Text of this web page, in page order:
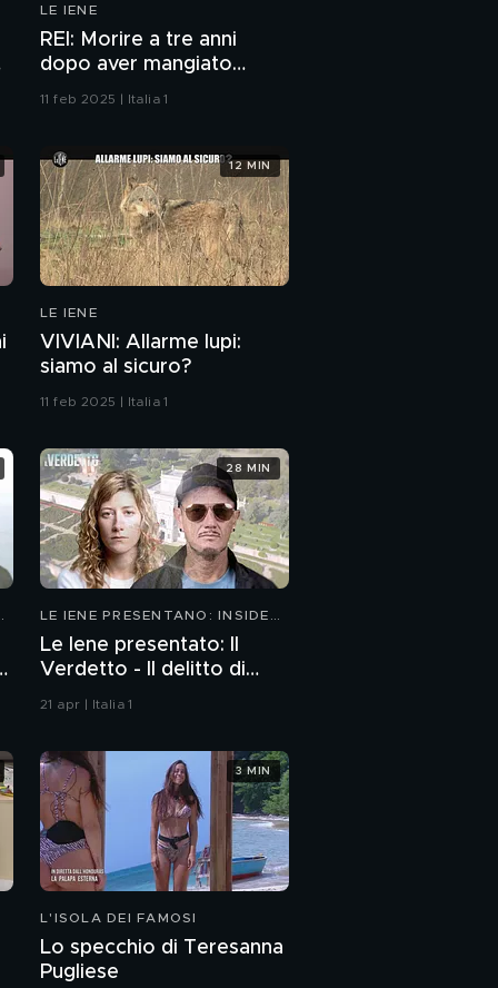
Ross
CORTI: Milionari su
controllare
LE IENE
REI: Morire a tre anni
dopo aver mangiato
formaggio a latte crudo
11 feb 2025 | Italia 1
LE IENE
VIVIANI: Allarme lupi:
siamo al sicuro?
11 feb 2025 | Italia 1
12 MIN
LE IENE PRESENTANO: INSIDE
Le Iene presentato: Il
Verdetto - Il delitto di
Villa Pamphili
21 apr | Italia 1
28 MIN
L'ISOLA DEI FAMOSI
Lo specchio di Teresanna
Pugliese
3 MIN